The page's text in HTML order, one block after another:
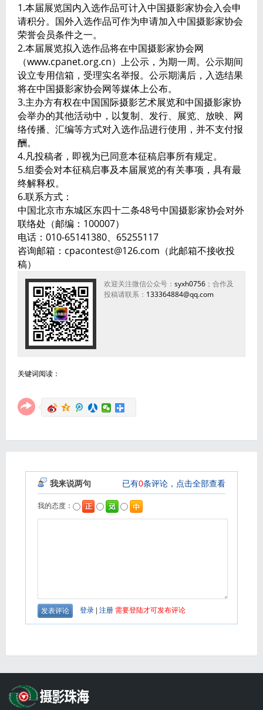
1.本届展览国内入选作品可计入中国摄影家协会入会申
请积分。国外入选作品可作为申请加入中国摄影家协会
荣誉会员条件之一。
2.本届展览拟入选作品将在中国摄影家协会网
（www.cpanet.org.cn）上公示，为期一周。公示期间
设立专用信箱，受理实名举报。公示期满后，入选结果
将在中国摄影家协会网等媒体上公布。
3.主办方有权在中国国际摄影艺术展览和中国摄影家协
会举办的其他活动中，以复制、发行、展览、放映、网
络传播、汇编等方式对入选作品进行使用，并不支付报
酬。
4.凡投稿者，即视为已同意本征稿启事所有规定。
5.组委会对本征稿启事及本届展览的有关事项，具有最
终解释权。
6.联系方式：
中国北京市东城区东四十二条48号中国摄影家协会对外
联络处（邮编：100007）
电话：010-65141380、65255117
咨询邮箱：cpacontest@126.com（此邮箱不接收投
稿）
欢迎关注微信公众号： syxh0756；合作及
投稿请联系： 133364884@qq.com
关键词阅读：